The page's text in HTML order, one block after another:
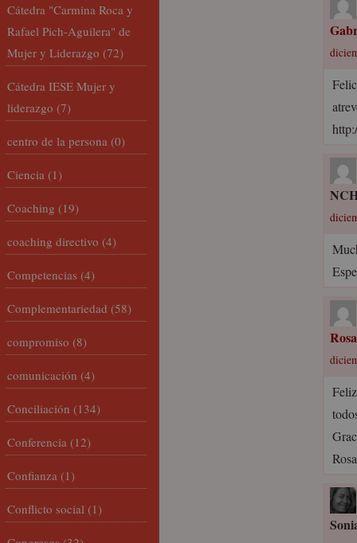
Cátedra "Carmina Roca y
Rafael Pich-Aguilera" de
Mujer y Liderazgo (72)
Cátedra IESE Mujer y
liderazgo (7)
centro de la persona (0)
Ciencia (1)
Coaching (19)
coaching directivo (4)
Competencias (4)
Complementariedad (58)
compromiso (8)
comunicación (4)
Conciliación (134)
Conferencia (12)
Confianza (1)
Conflicto social (1)